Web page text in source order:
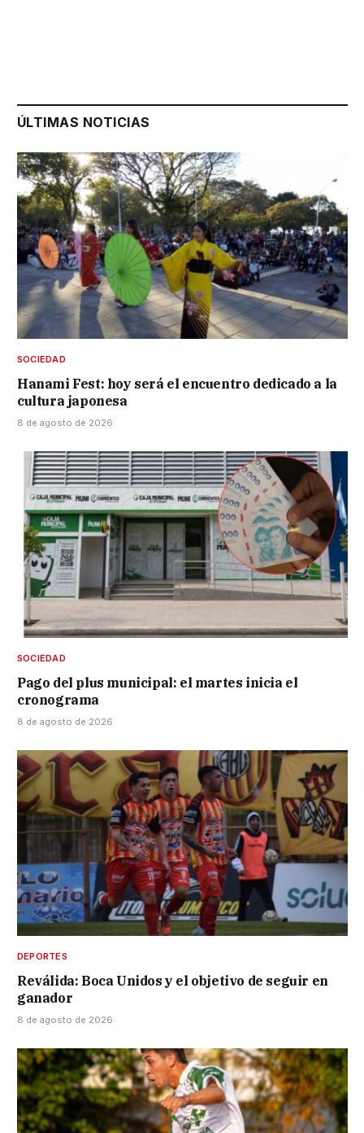
ÚLTIMAS NOTICIAS
SOCIEDAD
Hanami Fest: hoy será el encuentro dedicado a la
cultura japonesa
8 de agosto de 2026
SOCIEDAD
Pago del plus municipal: el martes inicia el
cronograma
8 de agosto de 2026
DEPORTES
Reválida: Boca Unidos y el objetivo de seguir en
ganador
8 de agosto de 2026